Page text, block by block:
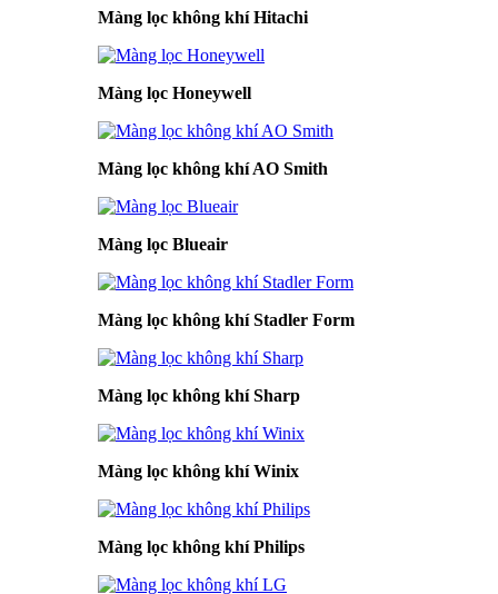
Màng lọc không khí Hitachi
Màng lọc Honeywell
Màng lọc không khí AO Smith
Màng lọc Blueair
Màng lọc không khí Stadler Form
Màng lọc không khí Sharp
Màng lọc không khí Winix
Màng lọc không khí Philips